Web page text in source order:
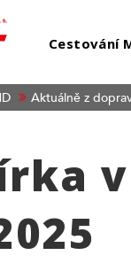
Cestování
Aktuálně z